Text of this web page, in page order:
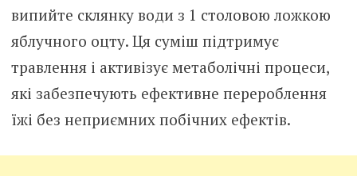
випийте склянку води з 1 столовою ложкою
яблучного оцту. Ця суміш підтримує
травлення і активізує метаболічні процеси,
які забезпечують ефективне перероблення
їжі без неприємних побічних ефектів.